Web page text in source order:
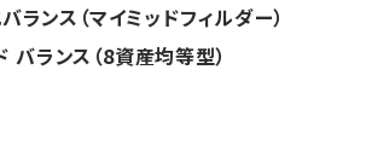
ンス（マイミッドフィルダー）
バランス（8資産均等型）